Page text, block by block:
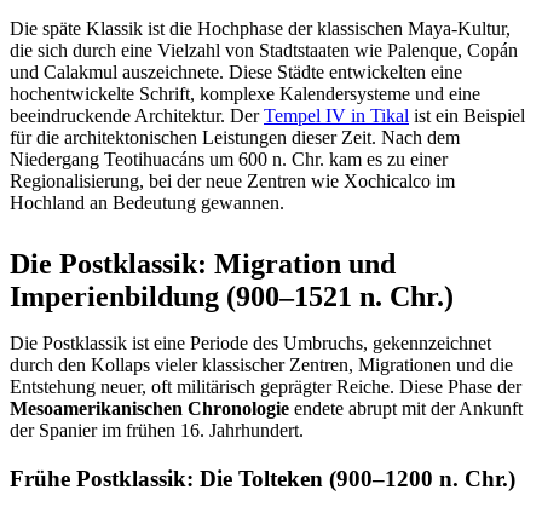
Die späte Klassik ist die Hochphase der klassischen Maya-Kultur,
die sich durch eine Vielzahl von Stadtstaaten wie Palenque, Copán
und Calakmul auszeichnete. Diese Städte entwickelten eine
hochentwickelte Schrift, komplexe Kalendersysteme und eine
beeindruckende Architektur. DerTempel IV in Tikal ist ein Beispiel
für die architektonischen Leistungen dieser Zeit. Nach dem
Niedergang Teotihuacáns um 600 n. Chr. kam es zu einer
Regionalisierung, bei der neue Zentren wie Xochicalco im
Hochland an Bedeutung gewannen.
Die Postklassik: Migration und
Imperienbildung (900–1521 n. Chr.)
Die Postklassik ist eine Periode des Umbruchs, gekennzeichnet
durch den Kollaps vieler klassischer Zentren, Migrationen und die
Entstehung neuer, oft militärisch geprägter Reiche. Diese Phase der
Mesoamerikanischen Chronologie endete abrupt mit der Ankunft
der Spanier im frühen 16. Jahrhundert.
Frühe Postklassik: Die Tolteken (900–1200 n. Chr.)